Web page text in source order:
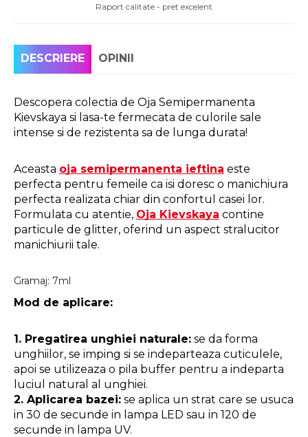
Raport calitate - pret excelent
DESCRIERE OPINII
Descopera colectia de Oja Semipermanenta
Kievskaya si lasa-te fermecata de culorile sale
intense si de rezistenta sa de lunga durata!
Aceasta oja semipermanenta ieftina este
perfecta pentru femeile ca isi doresc o manichiura
perfecta realizata chiar din confortul casei lor.
Formulata cu atentie, Oja Kievskaya contine
particule de glitter, oferind un aspect stralucitor
manichiurii tale.
Gramaj: 7ml
Mod de aplicare:
1. Pregatirea unghiei naturale: se da forma
unghiilor, se imping si se indeparteaza cuticulele,
apoi se utilizeaza o pila buffer pentru a indeparta
luciul natural al unghiei.
2. Aplicarea bazei: se aplica un strat care se usuca
in 30 de secunde in lampa LED sau in 120 de
secunde in lampa UV.